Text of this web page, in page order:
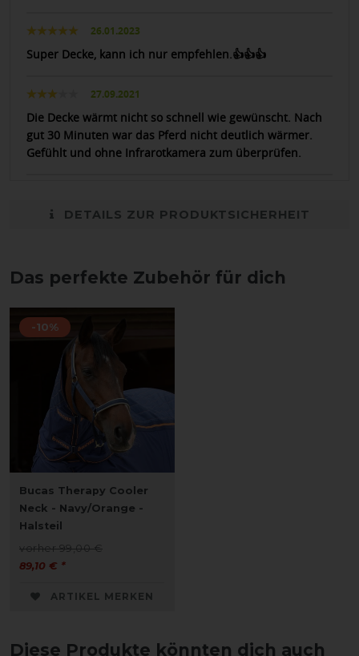
26.01.2023
Super Decke, kann ich nur empfehlen.👍👍👍
27.09.2021
Die Decke wärmt nicht so schnell wie gewünscht. Nach
gut 30 Minuten war das Pferd nicht deutlich wärmer.
Gefühlt und ohne Infrarotkamera zum überprüfen.
DETAILS ZUR PRODUKTSICHERHEIT
Das perfekte Zubehör für dich
-10%
Bucas Therapy Cooler
Neck - Navy/Orange -
Halsteil
vorher 99,00 €
89,10 € *
ARTIKEL MERKEN
Diese Produkte könnten dich auch